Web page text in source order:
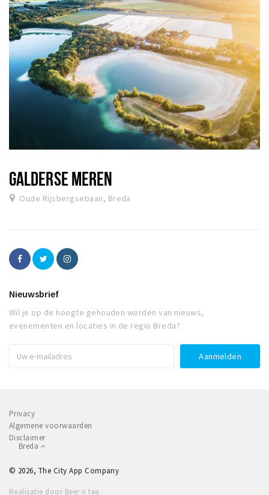
GALDERSE MEREN
Oude Rijsbergsebaan, Breda
Nieuwsbrief
Wil je op de hoogte gehouden worden van nieuws,
evenementen en locaties in de regio Breda?
Privacy
Algemene voorwaarden
Disclaimer
Breda
© 2026, The City App Company
Realisatie door Beer n tea